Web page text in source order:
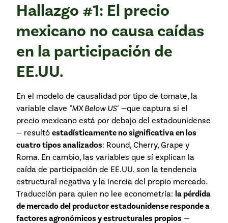
Hallazgo #1: El precio
mexicano no causa caídas
en la participación de
EE.UU.
En el modelo de causalidad por tipo de tomate, la
variable clave "MX Below US" —que captura si el
precio mexicano está por debajo del estadounidense
— resultó estadísticamente no significativa en los
cuatro tipos analizados: Round, Cherry, Grape y
Roma. En cambio, las variables que sí explican la
caída de participación de EE.UU. son la tendencia
estructural negativa y la inercia del propio mercado.
Traducción para quien no lee econometría: la pérdida
de mercado del productor estadounidense responde a
factores agronómicos y estructurales propios —